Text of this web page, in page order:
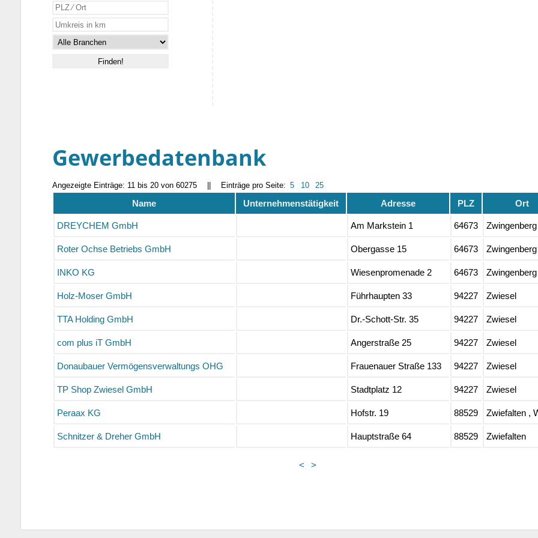
Gewerbedatenbank
Angezeigte Einträge: 11 bis 20 von 60275 Einträge pro Seite: 5 10 25
Name Unternehmenstätigkeit Adresse PLZ Ort
DREYCHEM GmbH Am Markstein 1 64673 Zwingenberg
Roter Ochse Betriebs GmbH Obergasse 15 64673 Zwingenberg
INKO KG Wiesenpromenade 2 64673 Zwingenberg
Holz-Moser GmbH Führhaupten 33 94227 Zwiesel
TTA Holding GmbH Dr.-Schott-Str. 35 94227 Zwiesel
com plus iT GmbH Angerstraße 25 94227 Zwiesel
Donaubauer Vermögensverwaltungs OHG Frauenauer Straße 133 94227 Zwiesel
TP Shop Zwiesel GmbH Stadtplatz 12 94227 Zwiesel
Peraax KG Hofstr. 19 88529 Zwiefalten ,
Schnitzer & Dreher GmbH Hauptstraße 64 88529 Zwiefalten
< >